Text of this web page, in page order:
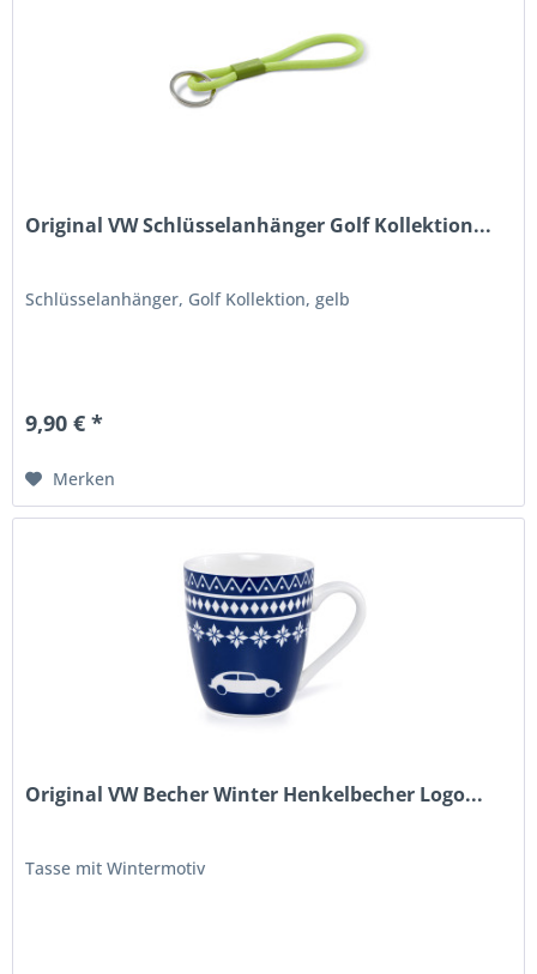
Original VW Schlüsselanhänger Golf Kollektion...
Schlüsselanhänger, Golf Kollektion, gelb
9,90 € *
Merken
Original VW Becher Winter Henkelbecher Logo...
Tasse mit Wintermotiv